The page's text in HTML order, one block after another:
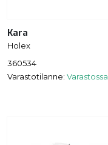
Kara
Holex
360534
Varastotilanne: Varastossa